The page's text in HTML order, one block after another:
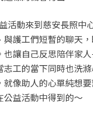
活動來到慈安長照中
與護工們短暫的聊天
也讓自己反思陪伴家
志工的當下同時也洗
就像助人的心單純想
公益活動中得到的～